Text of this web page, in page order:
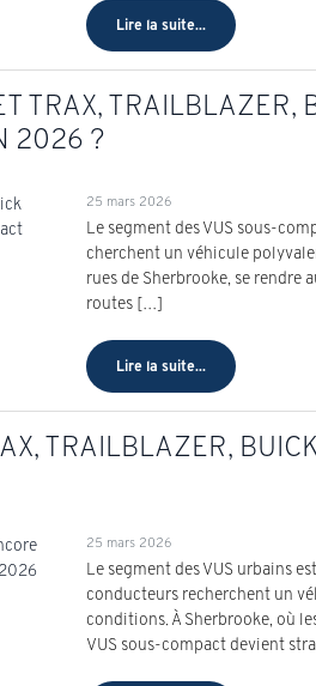
Lire la suite...
TRAX, TRAILBLAZER,
2026 ?
25 mars 2026
Le segment des VUS sous-
cherchent un véhicule
rues de Sherbrooke, se rendre
routes […]
Lire la suite...
TRAILBLAZER,
25 mars 2026
Le segment des VUS urbains
conducteurs recherchent un
conditions. À Sherbrooke, où
VUS sous-compact devient